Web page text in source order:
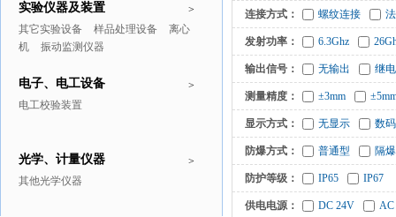
>
实验仪器及装置
其它实验设备 样品处理设备
离心
机
振动监测仪器
>
电子、电工设备
电工校验装置
>
光学、计量仪器
其他光学仪器
连接方式： 螺纹连接
发射功率： 6.3Ghz
输出信号： 无输出 继
测量精度： ±3mm
显示方式： 无显示 数
防爆方式： 普通型 隔
防护等级： IP65 IP67
供电电源： DC 24V AC